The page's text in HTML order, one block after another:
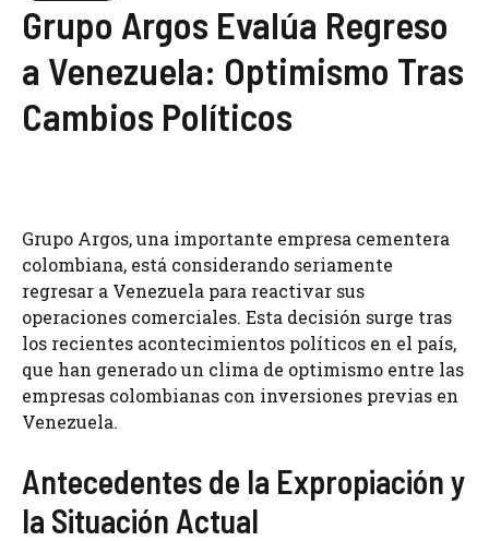
Grupo Argos Evalúa Regreso
a Venezuela: Optimismo Tras
Cambios Políticos
Grupo Argos, una importante empresa cementera
colombiana, está considerando seriamente
regresar a Venezuela para reactivar sus
operaciones comerciales. Esta decisión surge tras
los recientes acontecimientos políticos en el país,
que han generado un clima de optimismo entre las
empresas colombianas con inversiones previas en
Venezuela.
Antecedentes de la Expropiación y
la Situación Actual